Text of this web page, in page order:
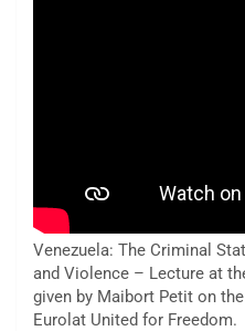
Venezuela: The Criminal
and Violence – Lecture at
given by Maibort Petit on
Eurolat United for Freedom.